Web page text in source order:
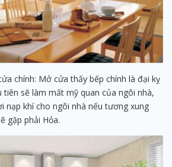
chính: Mở cửa thấy bếp chính là đại kỵ
sẽ làm mất mỹ quan của ngôi nhà,
nạp khí cho ngôi nhà nếu tương xung
gặp phải Hỏa.